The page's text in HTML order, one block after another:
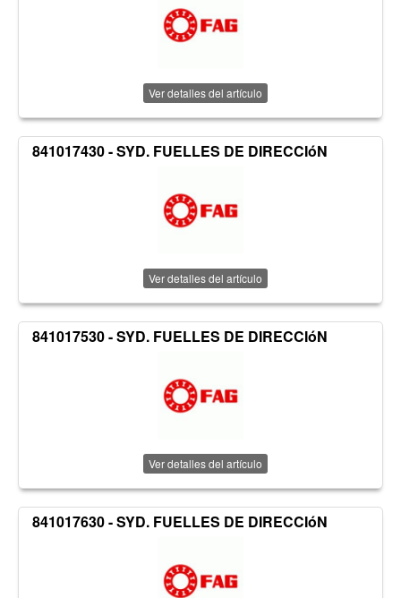
Ver detalles del artículo
841017430 - SYD. FUELLES DE DIRECCIóN
Ver detalles del artículo
841017530 - SYD. FUELLES DE DIRECCIóN
Ver detalles del artículo
841017630 - SYD. FUELLES DE DIRECCIóN